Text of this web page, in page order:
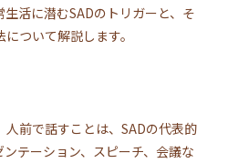
活に潜むSADのトリガーと、そ
ついて解説します。
人前で話すことは、SADの代表的
テーション、スピーチ、会議な